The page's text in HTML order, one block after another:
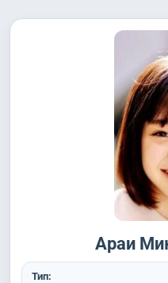
Араи
Тип: